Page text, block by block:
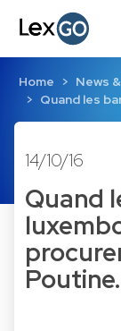
Home
News
Quand les
14/10/16
Quand